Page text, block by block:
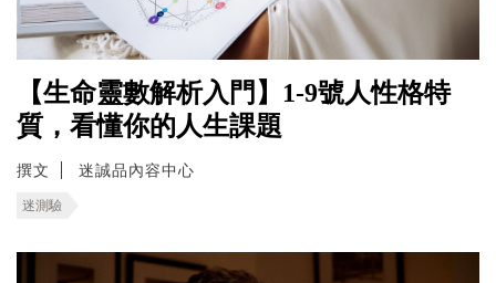
【生命靈數解析入門】1-9號人性格特
質，看懂你的人生課題
撰文 迷誠品內容中心
迷測驗